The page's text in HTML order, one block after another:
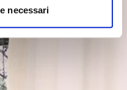
necessari